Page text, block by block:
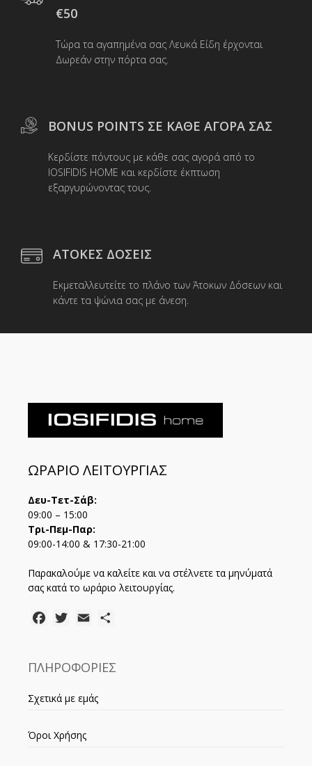
€50
Τώρα τα αγαπημένα σας Λευκά Είδη έρχονται
Δωρεάν στην πόρτα σας.
BONUS POINTS ΣΕ ΚΑΘΕ ΑΓΟΡΑ ΣΑΣ
Κερδίστε πόντους με κάθε σας αγορά από το
IOSIFIDIS HOME και κερδίστε έκπτωση
εξαργυρώνοντας τους.
ΑΤΟΚΕΣ ΔΟΣΕΙΣ
Εκμεταλλευτείτε το πλάνο των Άτοκων Δόσεων και
κάντε τα ψώνια σας με άνεση.
ΩΡΑΡΙΟ ΛΕΙΤΟΥΡΓΙΑΣ
Δευ-Τετ-Σάβ:
09:00 – 15:00
Τρι-Πεμ-Παρ:
09:00-14:00 & 17:30-21:00
Παρακαλούμε να καλείτε και να στέλνετε τα μηνύματά
σας κατά το ωράριο λειτουργίας.
FacebookTwitter
Email
ΠΛΗΡΟΦΟΡΙΕΣ
Σχετικά με εμάς
Όροι Χρήσης